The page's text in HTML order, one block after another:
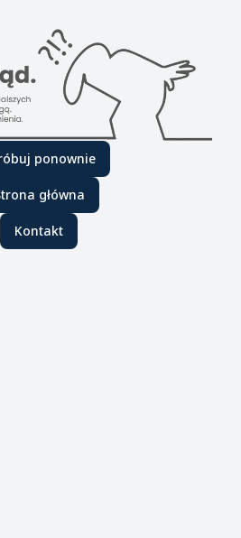
ponownie
główna
Kontakt